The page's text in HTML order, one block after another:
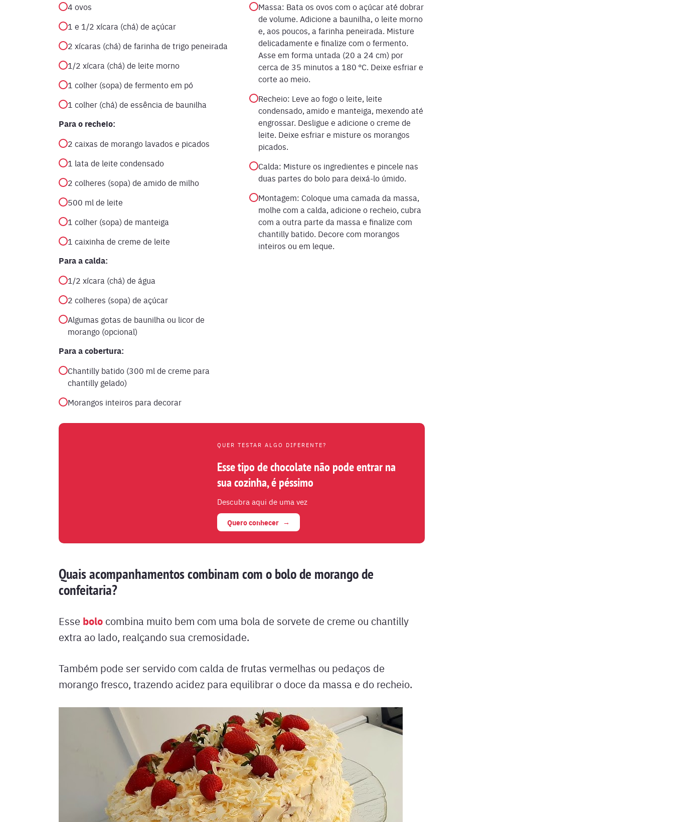
4 ovos
1 e 1/2 xícara (chá) de açúcar
2 xícaras (chá) de farinha de trigo peneirada
1/2 xícara (chá) de leite morno
1 colher (sopa) de fermento em pó
1 colher (chá) de essência de baunilha
Para o recheio:
2 caixas de morango lavados e picados
1 lata de leite condensado
2 colheres (sopa) de amido de milho
500 ml de leite
1 colher (sopa) de manteiga
1 caixinha de creme de leite
Para a calda:
1/2 xícara (chá) de água
2 colheres (sopa) de açúcar
Algumas gotas de baunilha ou licor de
morango (opcional)
Para a cobertura:
Chantilly batido (300 ml de creme para
chantilly gelado)
Morangos inteiros para decorar
Massa: Bata os ovos com o açúcar até dobrar
de volume. Adicione a baunilha, o leite morno
e, aos poucos, a farinha peneirada. Misture
delicadamente e finalize com o fermento.
Asse em forma untada (20 a 24 cm) por
cerca de 35 minutos a 180 °C. Deixe esfriar e
corte ao meio.
Recheio: Leve ao fogo o leite, leite
condensado, amido e manteiga, mexendo até
engrossar. Desligue e adicione o creme de
leite. Deixe esfriar e misture os morangos
picados.
Calda: Misture os ingredientes e pincele nas
duas partes do bolo para deixá-lo úmido.
Montagem: Coloque uma camada da massa,
molhe com a calda, adicione o recheio, cubra
com a outra parte da massa e finalize com
chantilly batido. Decore com morangos
inteiros ou em leque.
QUER TESTAR ALGO DIFERENTE?
Esse tipo de chocolate não pode entrar na
sua cozinha, é péssimo
Descubra aqui de uma vez
Quero conhecer
Quais acompanhamentos combinam com o bolo de morango de
confeitaria?
Esse bolo combina muito bem com uma bola de sorvete de creme ou chantilly
extra ao lado, realçando sua cremosidade.
Também pode ser servido com calda de frutas vermelhas ou pedaços de
morango fresco, trazendo acidez para equilibrar o doce da massa e do recheio.